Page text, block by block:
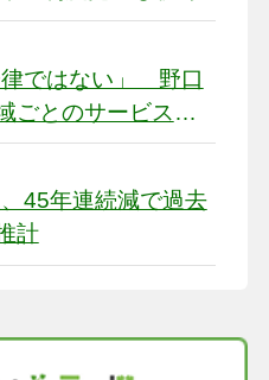
ではない」 野口
ごとのサービス基
45年連続減で過去
計